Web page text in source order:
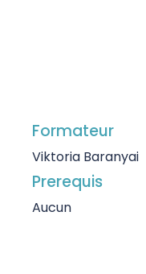
Formateur
Viktoria Baranyai
Prerequis
Aucun